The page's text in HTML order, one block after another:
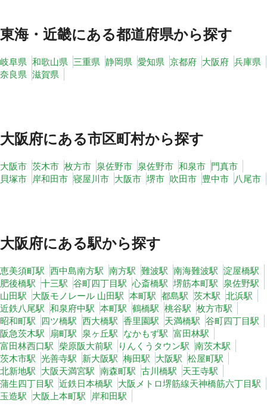
トピックス
東海・近畿にある都道府県から探す
岐阜県 和歌山県 三重県 静岡県 愛知県 京都府 大阪府 兵庫県
奈良県 滋賀県
大阪府にある市区町村から探す
大阪市 茨木市 枚方市 泉佐野市 泉佐野市 和泉市 門真市
貝塚市 岸和田市 寝屋川市 大阪市 堺市 吹田市 豊中市 八尾市
大阪府にある駅から探す
恵美須町駅 西中島南方駅 南方駅 難波駅 南海難波駅 淀屋橋駅
肥後橋駅 十三駅 谷町四丁目駅 心斎橋駅 堺筋本町駅 泉佐野駅
山田駅 大阪モノレール 山田駅 本町駅 都島駅 茨木駅 北浜駅
近鉄八尾駅 和泉府中駅 本町駅 鶴橋駅 桃谷駅 枚方市駅
昭和町駅 四ツ橋駅 西大橋駅 香里園駅 天満橋駅 谷町四丁目駅
阪急茨木駅 扇町駅 泉ヶ丘駅 なかもず駅 富田林駅
富田林西口駅 柴原阪大前駅 りんくうタウン駅 南茨木駅
茨木市駅 光善寺駅 新大阪駅 梅田駅 大阪駅 松屋町駅
北新地駅 大阪天満宮駅 南森町駅 古川橋駅 天王寺駅
蒲生四丁目駅 近鉄日本橋駅 大阪メトロ堺筋線天神橋筋六丁目駅
玉造駅 大阪上本町駅 岸和田駅